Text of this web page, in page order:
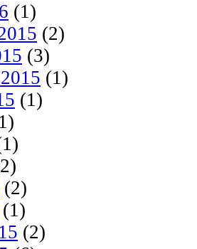
(1)
(2)
(3)
(1)
(1)
(2)
(1)
(2)